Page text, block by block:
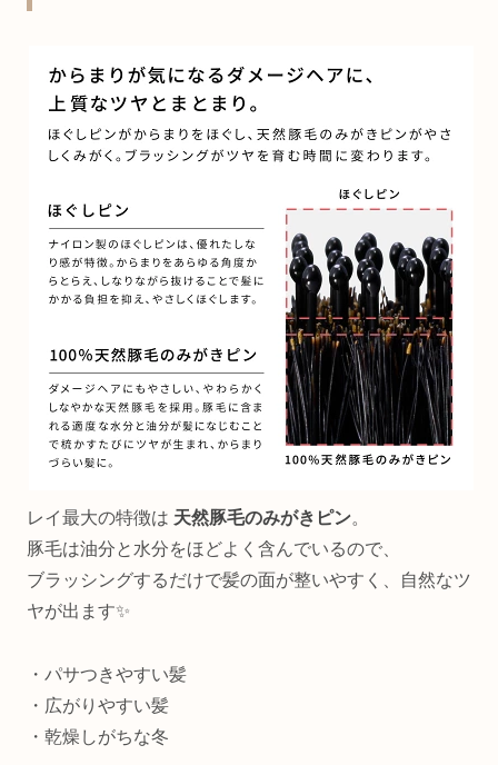
レイ最大の特徴は 天然豚毛のみがきピン。
豚毛は油分と水分をほどよく含んでいるので、
ブラッシングするだけで髪の面が整いやすく、自然なツ
ヤが出ます✨
・パサつきやすい髪
・広がりやすい髪
・乾燥しがちな冬